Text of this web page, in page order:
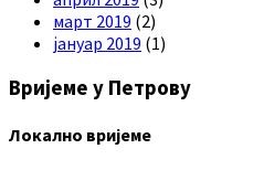
март 2019 (2)
јануар 2019 (1)
Вријеме у Петрову
Локално вријеме